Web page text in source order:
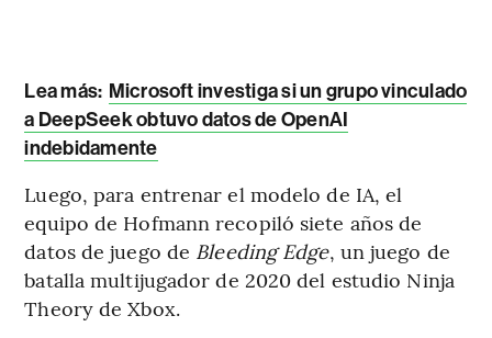
Lea más: Microsoft investiga si un grupo vinculado
a DeepSeek obtuvo datos de OpenAI
indebidamente
Luego, para entrenar el modelo de IA, el
equipo de Hofmann recopiló siete años de
datos de juego de Bleeding Edge, un juego de
batalla multijugador de 2020 del estudio Ninja
Theory de Xbox.